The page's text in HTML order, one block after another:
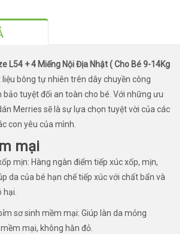
L54 + 4 Miếng Nội Địa Nhật ( Cho Bé 9-14Kg
bông tự nhiên trên dây chuyền công
bảo tuyệt đối an toàn cho bé. Với những ưu
Merries sẽ là sự lựa chọn tuyệt vời của các
con yêu của mình.
mại
mịn: Hàng ngàn điểm tiếp xúc xốp, mịn,
da của bé hạn chế tiếp xúc với chất bẩn và
hại.
sơ sinh mềm mại: Giúp làn da mỏng
mại, không hằn đỏ.